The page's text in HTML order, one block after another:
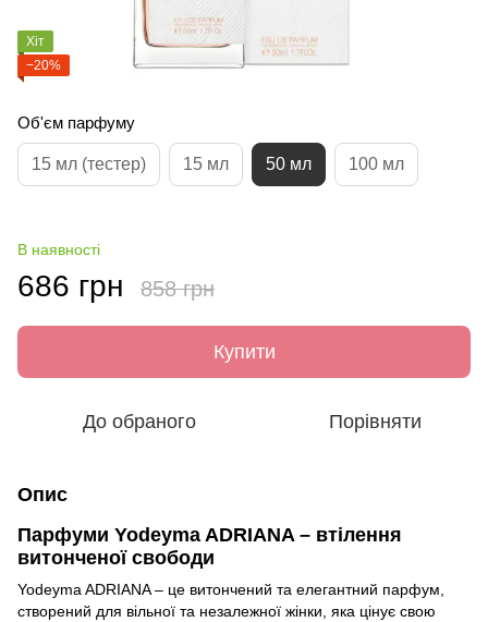
Хіт
−20%
Об'єм парфуму
15 мл (тестер) 15 мл 50 мл 100 мл
В наявності
686 грн 858 грн
Купити
До обраного Порівняти
Опис
Парфуми Yodeyma ADRIANA – втілення
витонченої свободи
Yodeyma ADRIANA – це витончений та елегантний парфум,
створений для вільної та незалежної жінки, яка цінує свою